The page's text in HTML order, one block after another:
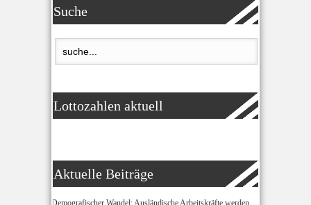
Suche
Lottozahlen aktuell
Aktuelle Beiträge
Demografischer Wandel: Ausländische Arbeitskräfte werden